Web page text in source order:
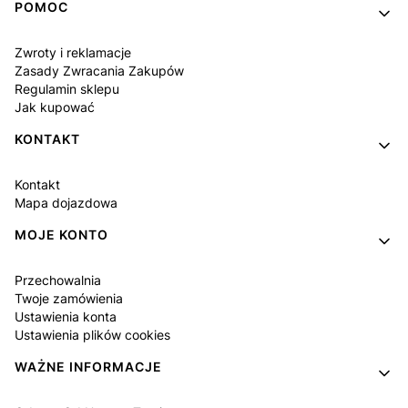
POMOC
Zwroty i reklamacje
Zasady Zwracania Zakupów
Regulamin sklepu
Jak kupować
KONTAKT
Kontakt
Mapa dojazdowa
MOJE KONTO
Przechowalnia
Twoje zamówienia
Ustawienia konta
Ustawienia plików cookies
WAŻNE INFORMACJE